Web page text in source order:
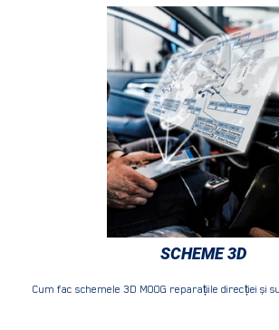
SCHEME 3D
Cum fac schemele 3D MOOG reparațiile direcției și